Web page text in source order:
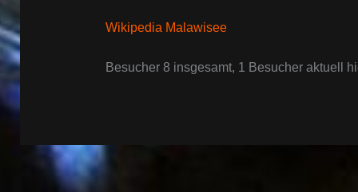
Wikipedia Malawisee
Besucher 8 insgesamt, 1 Besucher aktuell